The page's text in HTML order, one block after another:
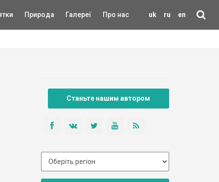
uk ru en
Природа Галереї Про нас
Станьте нашим автором